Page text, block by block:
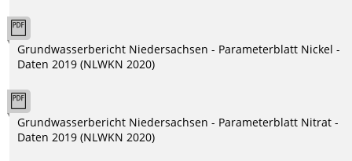
Grundwasserbericht Niedersachsen - Parameterblatt Nickel -
Daten 2019 (NLWKN 2020)
Grundwasserbericht Niedersachsen - Parameterblatt Nitrat -
Daten 2019 (NLWKN 2020)